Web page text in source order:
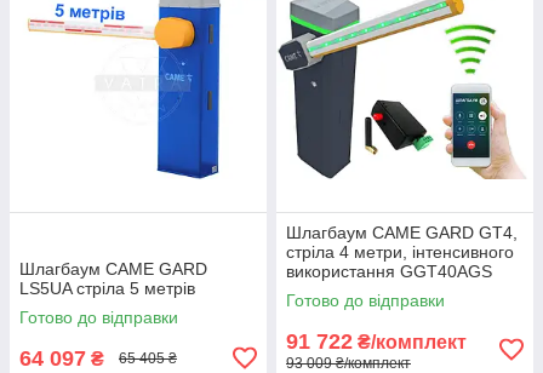
Шлагбаум CAME GARD
LS5UA стріла 5 метрів
Готово до відправки
64 097 ₴ 65 405 ₴
Шлагбаум CAME GARD GT4,
стріла 4 метри, інтенсивного
використання GGT40AGS
Готово до відправки
91 722 ₴/комплект
93 009 ₴/комплект